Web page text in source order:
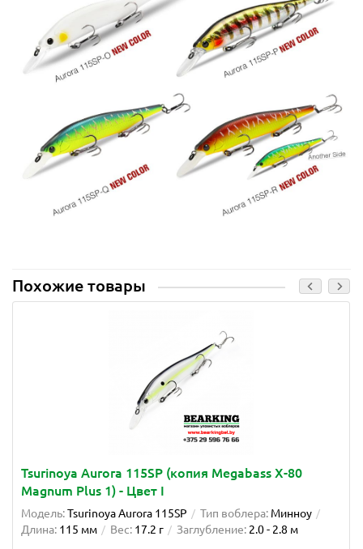
Похожие товары
Tsurinoya Aurora 115SP (копия Megabass X-80
Magnum Plus 1) - Цвет I
Модель:Tsurinoya Aurora 115SP Тип воблера: Минноу
Длина: 115 мм Вес: 17.2 г Заглубление: 2.0 - 2.8 м